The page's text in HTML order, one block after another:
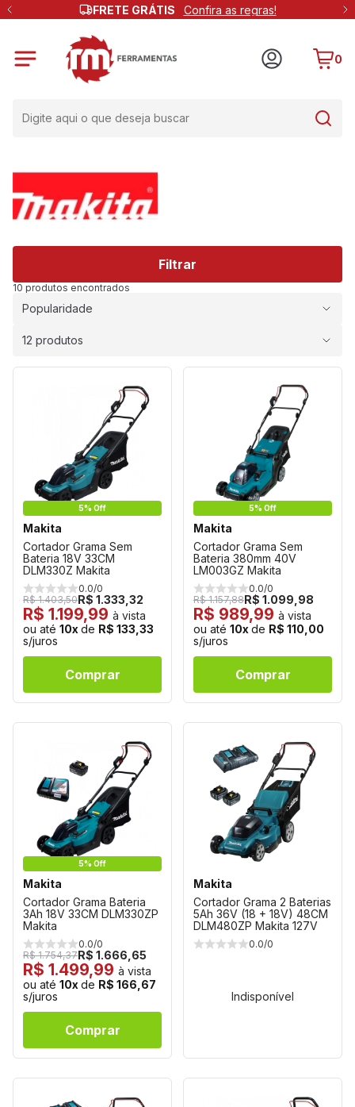
FRETE GRÁTIS Confira as regras!
0
Filtrar
10 produtos encontrados
Popularidade
12 produtos
5% Off
Makita
Cortador Grama Sem
Bateria 18V 33CM
DLM330Z Makita
0.0/0
R$ 1.403,50R$ 1.333,32
R$ 1.199,99 à vista
ou até 10x de R$ 133,33
s/juros
Comprar
5% Off
Makita
Cortador Grama Sem
Bateria 380mm 40V
LM003GZ Makita
0.0/0
R$ 1.157,88R$ 1.099,98
R$ 989,99 à vista
ou até 10x de R$ 110,00
s/juros
Comprar
5% Off
Makita
Cortador Grama Bateria
3Ah 18V 33CM DLM330ZP
Makita
0.0/0
R$ 1.754,37R$ 1.666,65
R$ 1.499,99 à vista
ou até 10x de R$ 166,67
s/juros
Comprar
Makita
Cortador Grama 2 Baterias
5Ah 36V (18 + 18V) 48CM
DLM480ZP Makita 127V
0.0/0
Indisponível